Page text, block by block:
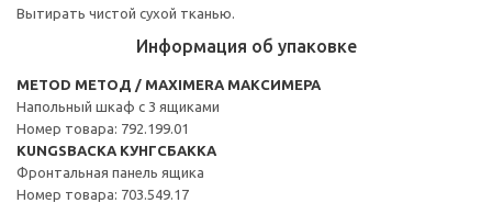
Вытирать чистой сухой тканью.
Информация об упаковке
METOD МЕТОД / MAXIMERA МАКСИМЕРА
Напольный шкаф с 3 ящиками
Номер товара: 792.199.01
KUNGSBACKA КУНГСБАККА
Фронтальная панель ящика
Номер товара: 703.549.17